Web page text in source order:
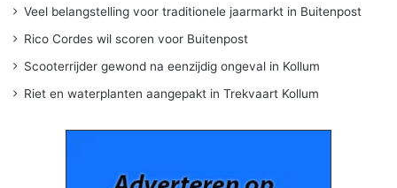
Veel belangstelling voor traditionele jaarmarkt in Buitenpost
Rico Cordes wil scoren voor Buitenpost
Scooterrijder gewond na eenzijdig ongeval in Kollum
Riet en waterplanten aangepakt in Trekvaart Kollum